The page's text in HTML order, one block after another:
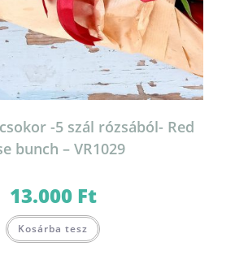
-5 szál rózsából- Red
bunch – VR1029
13.000 Ft
Kosárba tesz